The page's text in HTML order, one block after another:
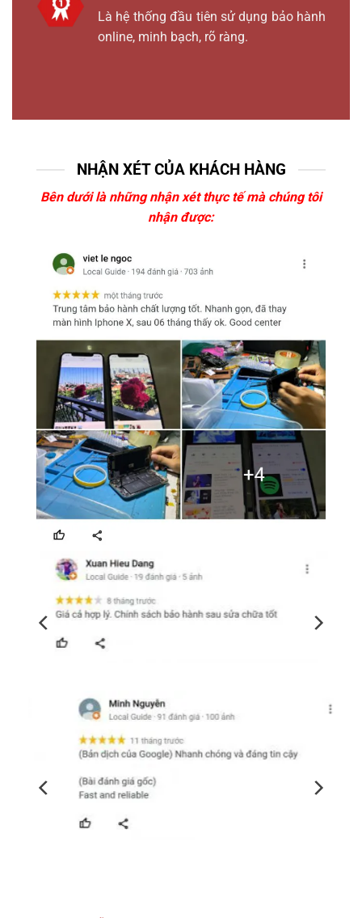
Là hệ thống đầu tiên sử dụng bảo hành
online, minh bạch, rõ ràng.
NHẬN XÉT CỦA KHÁCH HÀNG
Bên dưới là những nhận xét thực tế mà chúng tôi
nhận được: